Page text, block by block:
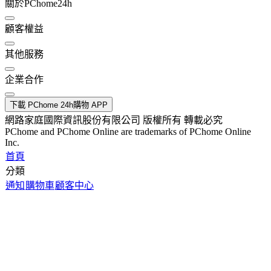
關於PChome24h
顧客權益
其他服務
企業合作
下載 PChome 24h購物 APP
網路家庭國際資訊股份有限公司 版權所有 轉載必究
PChome and PChome Online are trademarks of PChome Online
Inc.
首頁
分類
通知 購物車顧客中心